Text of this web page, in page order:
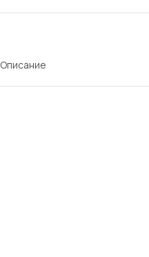
Описание